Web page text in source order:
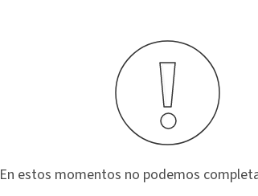
En estos momentos no podemos